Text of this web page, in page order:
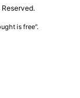
is free".